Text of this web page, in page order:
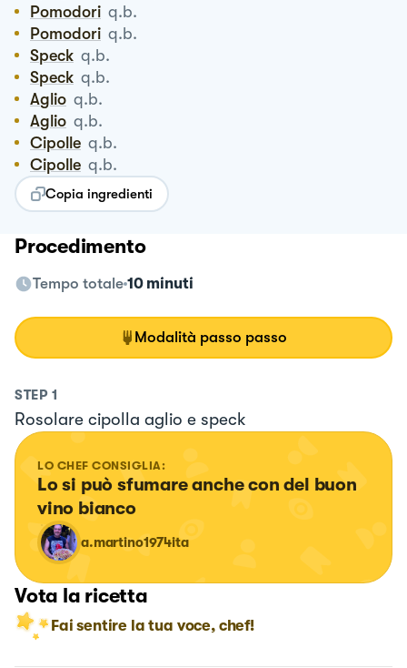
Pomodori q.b.
Pomodori q.b.
Speck q.b.
Speck q.b.
Aglio q.b.
Aglio q.b.
Cipolle q.b.
Cipolle q.b.
Copia ingredienti
Procedimento
Tempo totale 10 minuti
Modalità passo passo
STEP 1
Rosolare cipolla aglio e speck
LO CHEF CONSIGLIA:
Lo si può sfumare anche con del buon
vino bianco
a.martino1974ita
Vota la ricetta
Fai sentire la tua voce, chef!